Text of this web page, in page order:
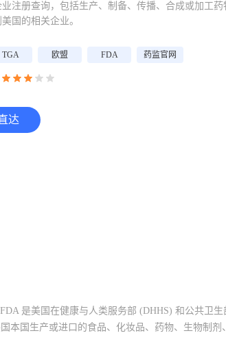
注册查询，包括生产、制备、传播、合成或加工
国的相关企业。
TGA 欧盟 FDA 药监官网
达
是美国在健康与人类服务部 (DHHS) 和公共卫生
本国生产或进口的食品、化妆品、药物、生物制剂